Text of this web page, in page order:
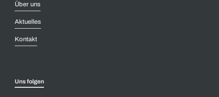
Über uns
Aktuelles
Kontakt
Uns folgen